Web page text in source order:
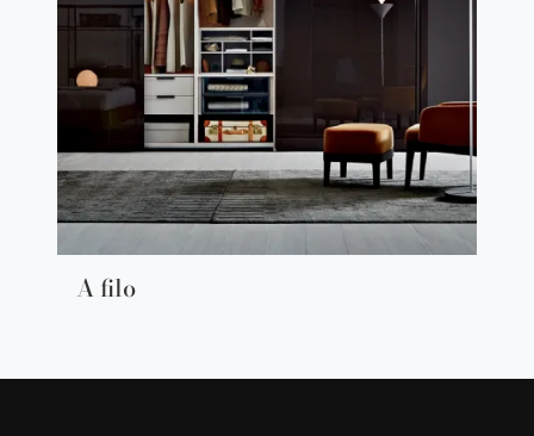
A filo